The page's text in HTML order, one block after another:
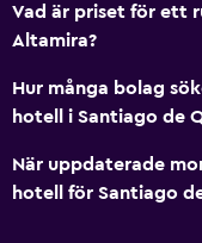
Vad är priset för ett
Altamira?
Hur många bolag
hotell i Santiago de
När uppdaterade
hotell för Santiago